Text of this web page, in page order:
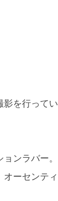
影を行ってい
ンラバー。
オーセンティ